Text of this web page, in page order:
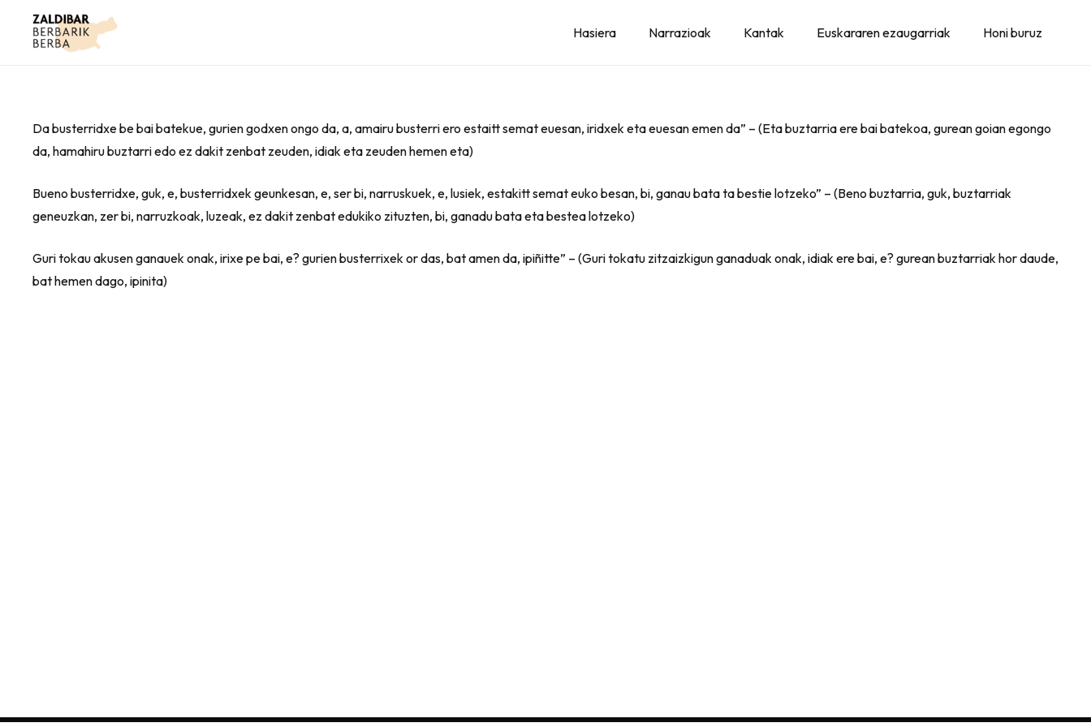
Hasiera Narrazioak Kantak Euskararen ezaugarriak Honi buruz
Da busterridxe be bai batekue, gurien godxen ongo da, a, amairu busterri ero estaitt semat euesan, iridxek eta euesan emen da” – (Eta buztarria ere bai batekoa, gurean goian egongo
da, hamahiru buztarri edo ez dakit zenbat zeuden, idiak eta zeuden hemen eta)
Bueno busterridxe, guk, e, busterridxek geunkesan, e, ser bi, narruskuek, e, lusiek, estakitt semat euko besan, bi, ganau bata ta bestie lotzeko” – (Beno buztarria, guk, buztarriak
geneuzkan, zer bi, narruzkoak, luzeak, ez dakit zenbat edukiko zituzten, bi, ganadu bata eta bestea lotzeko)
Guri tokau akusen ganauek onak, irixe pe bai, e? gurien busterrixek or das, bat amen da, ipiñitte” – (Guri tokatu zitzaizkigun ganaduak onak, idiak ere bai, e? gurean buztarriak hor daude,
bat hemen dago, ipinita)